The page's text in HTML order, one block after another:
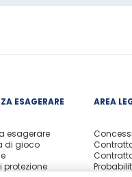
ESAGERARE
esagerare
di gioco
protezione
AREA